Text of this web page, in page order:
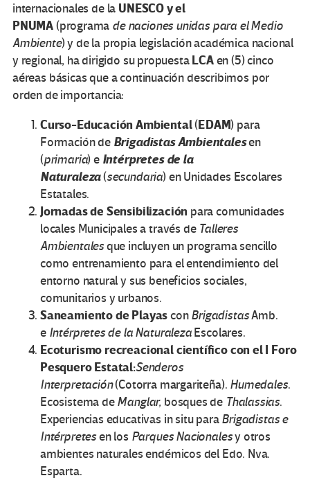
internacionales de la UNESCO y el
PNUMA(programa de naciones unidas para el Medio
Ambiente) y de la propia legislación académica nacional
y regional, ha dirigido su propuestaLCAen (5) cinco
aéreas básicas que a continuación describimos por
orden de importancia:
Curso-Educación Ambiental(EDAM) para
Formación de Brigadistas Ambientalesen
(primaria) e Intérpretes de la
Naturaleza(secundaria) en Unidades Escolares
Estatales.
Jornadas de Sensibilización para comunidades
locales Municipales a través de Talleres
Ambientalesque incluyen un programa sencillo
como entrenamiento para el entendimiento del
entorno natural y sus beneficios sociales,
comunitarios y urbanos.
Saneamiento de PlayasconBrigadistasAmb.
e Intérpretes de la NaturalezaEscolares.
Ecoturismo recreacional científico con el I Foro
Pesquero Estatal:Senderos
Interpretación(Cotorra margariteña). Humedales.
Ecosistema deManglar, bosques de Thalassias.
Experiencias educativas in situ paraBrigadistas e
Intérpretesen los Parques Nacionalesy otros
ambientes naturales endémicos del Edo. Nva.
Esparta.